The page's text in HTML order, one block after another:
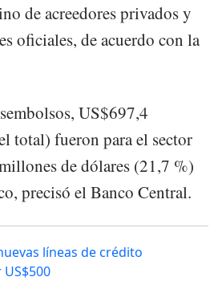
de acreedores privados y
oficiales, de acuerdo con la
US$697,4
total) fueron para el sector
de dólares (21,7 %)
precisó el Banco Central.
líneas de crédito